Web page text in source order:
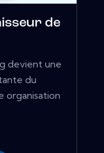
de
devient une
du
organisation